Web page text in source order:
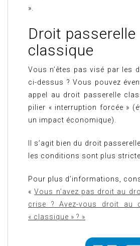
».
Droit passerelle
classique
Vous n’êtes pas visé par les
ci-dessus ? Vous pouvez
appel au droit passerelle
pilier « interruption forcée »
un impact économique).
Il s’agit bien du droit
les conditions sont plus
Pour plus d’informations,
«Vous n’avez pas droit au
crise ? Avez-vous droit au
« classique » ? »